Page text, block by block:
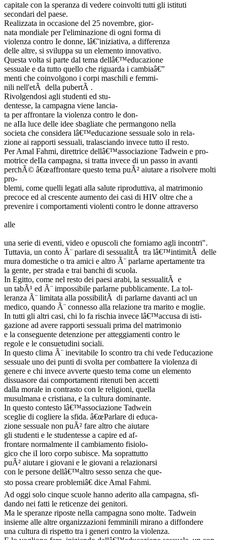
capitale con la speranza di vedere coinvolti tutti gli istituti
secondari del paese.
Realizzata in occasione del 25 novembre, gior-
nata mondiale per I'eliminazione di ogni forma di
violenza contro Ie donne, lâ€˜iniziativa, a differenza
delle altre, si sviluppa su un elemento innovativo.
Questa volta si parte dal tema dellâ€™educazione
sessuale e da tutto quello che riguarda i cambiaâ€”
menti che coinvolgono i corpi maschili e femmi-
nili nell'etÃ della pubertÃ .
Rivolgendosi agli studenti ed stu-
dentesse, la campagna viene lancia-
ta per affrontare la violenza contro le don-
ne aIIa luce delle idee sbagliate che permangono nella
societa che considera lâ€™educazione sessuale solo in rela-
zione ai rapporti sessuali, tralasciando invece tutto iI resto.
Per Amal Fahmi, direttrice dellâ€™associazione Tadwein e pro-
motrice deIIa campagna, si tratta invece di un passo in avanti
perchÃ© â€œaffrontare questo tema puÃ² aiutare a risolvere molti
pro-
blemi, come quelli legati alla salute riproduttiva, al matrimonio
precoce ed al crescente aumento dei casi di HIV oltre che a
prevenire i comportamenti violenti contro le donne attraverso
alle
una serie di eventi, video e opuscoli che forniamo agli incontri".
Tuttavia, un conto Ã¨ parlare di sessualitÃ tra lâ€™intimitÃ delle
mura domestiche o tra amici e altro Ã¨ parlarne apertamente tra
la gente, per strada e trai banchi di scuola.
In Egitto, come nel resto dei paesi arabi, la sessualitÃ e
un tabÃ¹ ed Ã¨ impossibile parlarne pubblicamente. La tol-
leranza Ã¨ limitata alla possibilitÃ di parlarne davanti acl un
medico, quando Ã¨ connesso alla relazione tra marito e moglie.
In tutti gli altri casi, chi lo fa rischia invece lâ€™accusa di isti-
gazione ad avere rapporti sessuali prima del matrimonio
e la conseguente detenzione per atteggiamenti contro le
regole e le consuetudini sociali.
In questo clima Ã¨ inevitabile Io scontro tra chi vede l'educazione
sessuale uno dei punti di svolta per combattere Ia violenza di
genere e chi invece avverte questo tema come un elemento
dissuasore dai comportamenti ritenuti ben accetti
dalla morale in contrasto con le religioni, quella
musulmana e cristiana, e la cultura dominante.
In questo contesto lâ€™associazione Tadwein
sceglie di cogliere la sfida. â€œParlare di educa-
zione sessuale non puÃ² fare altro che aiutare
gli studenti e le studentesse a capire ed af-
frontare normalmente iI cambiamento fisiolo-
gico che iI loro corpo subisce. Ma soprattutto
puÃ² aiutare i giovani e le giovani a relazionarsi
con le persone dellâ€™altro sesso senza che que-
sto possa creare problemiâ€ dice Amal Fahmi.
Ad oggi solo cinque scuole hanno aderito alla campagna, sfi-
dando nei fatti le reticenze dei genitori.
Ma le speranze riposte nella campagna sono molte. Tadwein
insieme alle altre organizzazioni femminili mirano a diffondere
una cultura di rispetto tra i generi contro la violenza.